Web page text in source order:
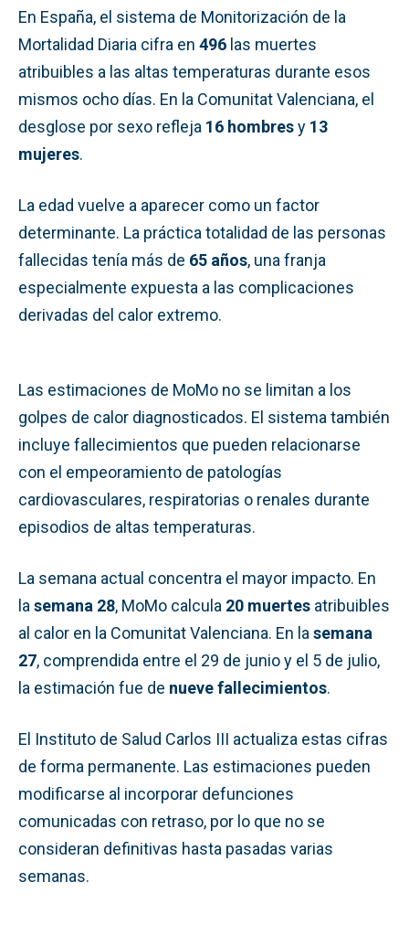
En España, el sistema de Monitorización de la
Mortalidad Diaria cifra en 496 las muertes
atribuibles a las altas temperaturas durante esos
mismos ocho días. En la Comunitat Valenciana, el
desglose por sexo refleja 16 hombresy 13
mujeres.
La edad vuelve a aparecer como un factor
determinante. La práctica totalidad de las personas
fallecidas tenía más de 65 años, una franja
especialmente expuesta a las complicaciones
derivadas del calor extremo.
Las estimaciones de MoMo no se limitan a los
golpes de calor diagnosticados. El sistema también
incluye fallecimientos que pueden relacionarse
con el empeoramiento de patologías
cardiovasculares, respiratorias o renales durante
episodios de altas temperaturas.
La semana actual concentra el mayor impacto. En
la semana 28, MoMo calcula 20 muertes atribuibles
al calor en la Comunitat Valenciana. En la semana
27, comprendida entre el 29 de junio y el 5 de julio,
la estimación fue de nueve fallecimientos.
El Instituto de Salud Carlos III actualiza estas cifras
de forma permanente. Las estimaciones pueden
modificarse al incorporar defunciones
comunicadas con retraso, por lo que no se
consideran definitivas hasta pasadas varias
semanas.